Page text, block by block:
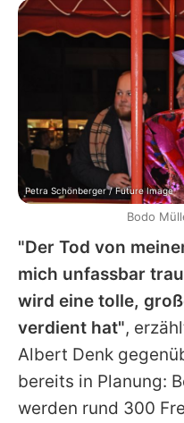
"Der Tod von
mich unfassbar
wird eine tolle,
verdient hat",
Albert Denk
bereits in Planung:
werden rund 300
Petra Schönberger / Future Image
Bodo